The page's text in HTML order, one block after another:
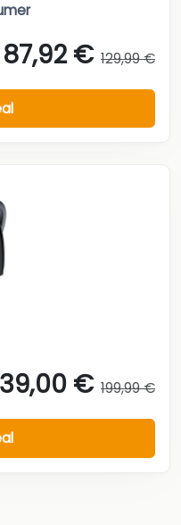
87,92 € 129,99 €
€ 199,99 €